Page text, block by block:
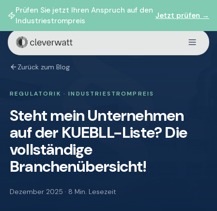
Prüfen Sie jetzt Ihren Anspruch auf den
Industriestrompreis
Jetzt prüfen →
Zurück zum Blog
REGULATORIK · INDUSTRIESTROMPREIS
Steht mein Unternehmen
auf der KUEBLL-Liste? Die
vollständige
Branchenübersicht!
Dezember 2025 · 8 Min. Lesezeit